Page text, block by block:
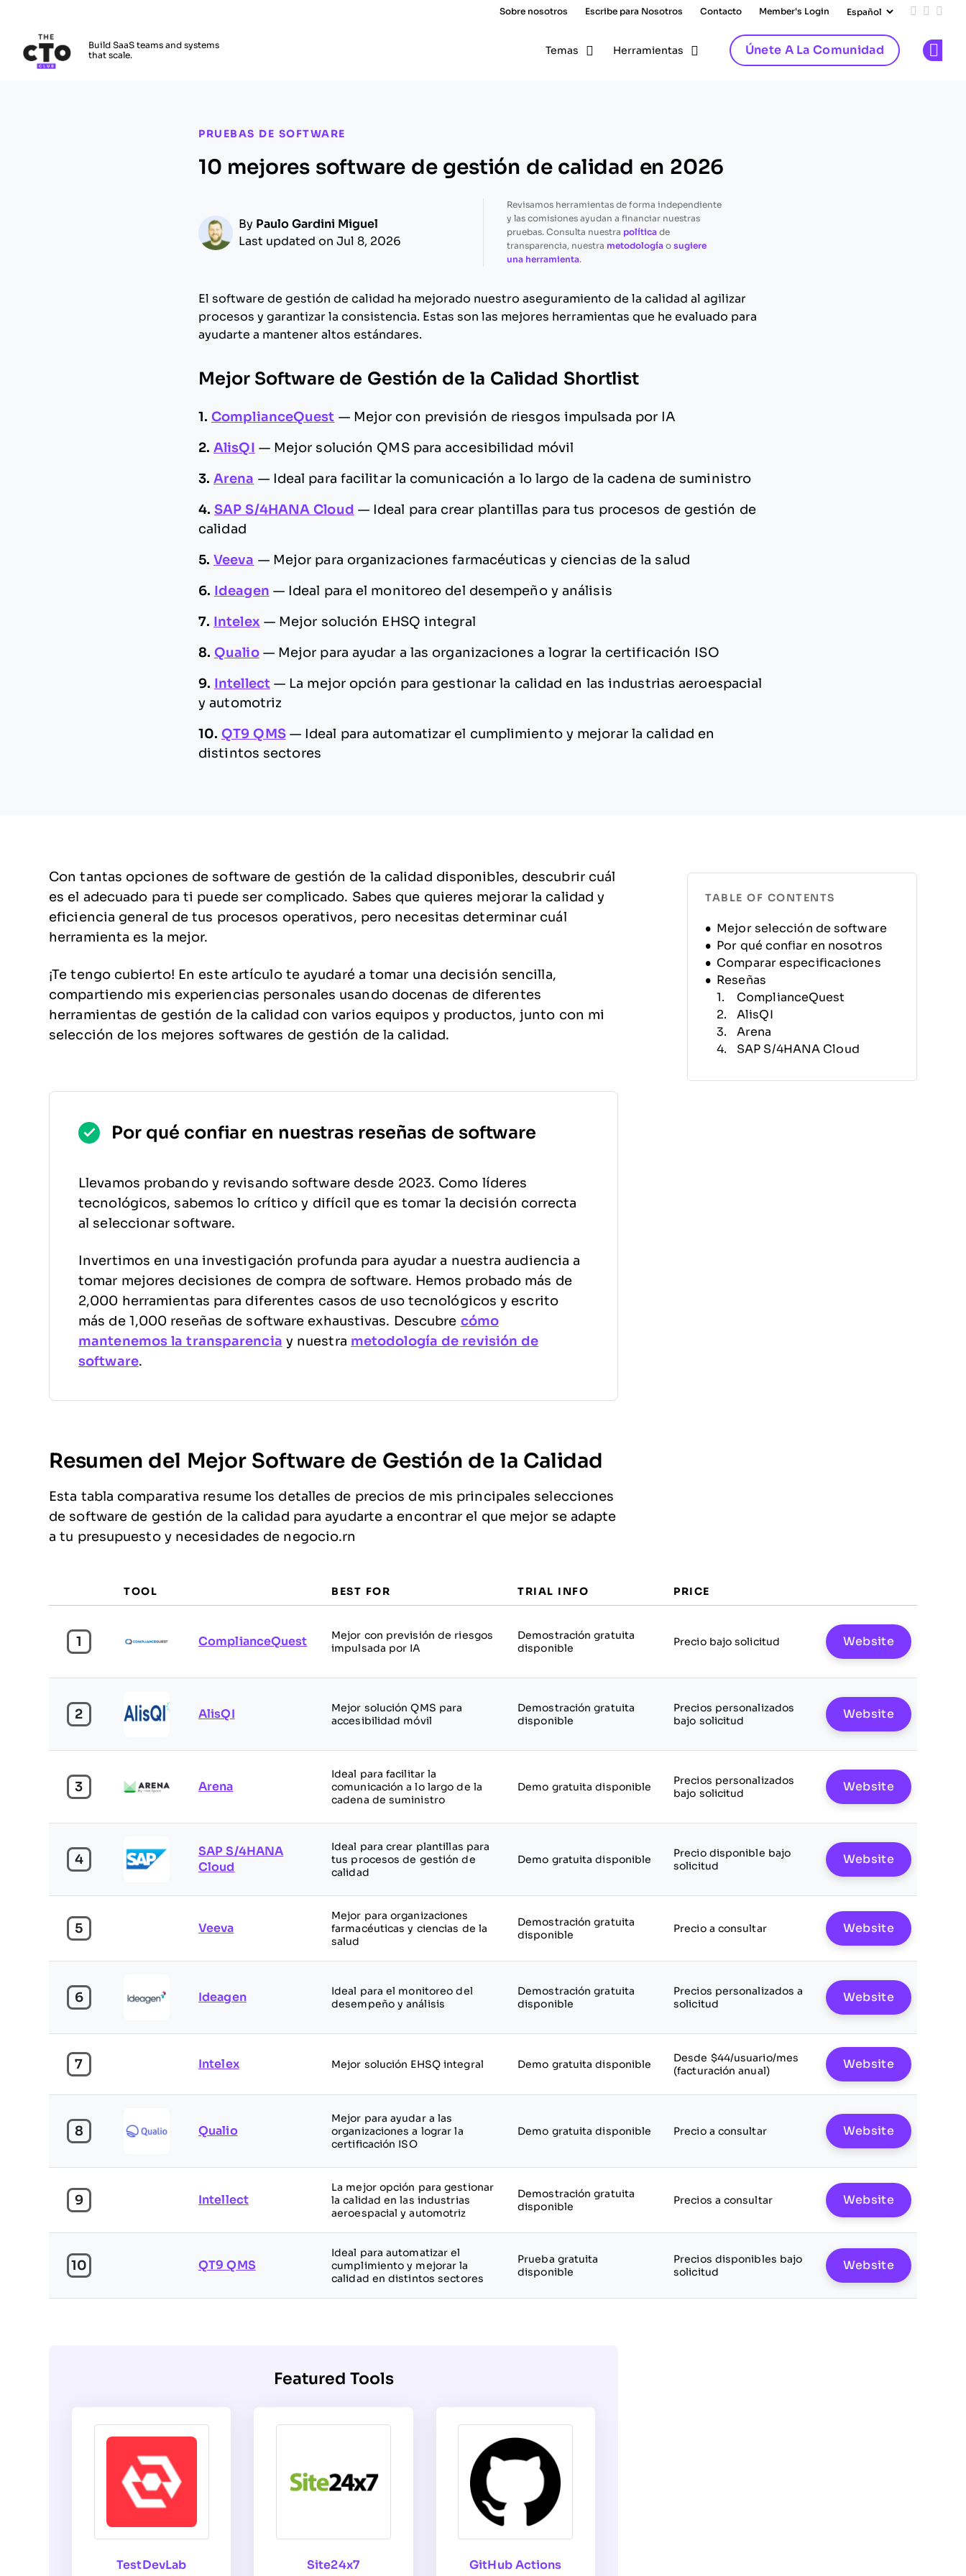
Sobre nosotros Escribe para Nosotros Contacto Member's Login Add us
Follow
Build SaaS teams and systems
that scale.
Temas Herramientas Únete A La Comunidad
PRUEBAS DE SOFTWARE
10 mejores software de gestión de calidad en 2026
By Paulo Gardini Miguel
Last updated on Jul 8, 2026
Revisamos herramientas de forma independiente
y las comisiones ayudan a financiar nuestras
pruebas. Consulta nuestra políticade
transparencia, nuestra metodologíao sugiere
una herramienta.
El software de gestión de calidad ha mejorado nuestro aseguramiento de la calidad al agilizar
procesos y garantizar la consistencia. Estas son las mejores herramientas que he evaluado para
ayudarte a mantener altos estándares.
Mejor Software de Gestión de la Calidad Shortlist
1. ComplianceQuest — Mejor con previsión de riesgos impulsada por IA
2. AlisQI — Mejor solución QMS para accesibilidad móvil
3. Arena — Ideal para facilitar la comunicación a lo largo de la cadena de suministro
4. SAP S/4HANA Cloud — Ideal para crear plantillas para tus procesos de gestión de
calidad
5. Veeva — Mejor para organizaciones farmacéuticas y ciencias de la salud
6. Ideagen — Ideal para el monitoreo del desempeño y análisis
7. Intelex — Mejor solución EHSQ integral
8. Qualio — Mejor para ayudar a las organizaciones a lograr la certificación ISO
9. Intellect — La mejor opción para gestionar la calidad en las industrias aeroespacial
y automotriz
10. QT9 QMS — Ideal para automatizar el cumplimiento y mejorar la calidad en
distintos sectores
Con tantas opciones de software de gestión de la calidad disponibles, descubrir cuál
es el adecuado para ti puede ser complicado. Sabes que quieres mejorar la calidad y
eficiencia general de tus procesos operativos, pero necesitas determinar cuál
herramienta es la mejor.
¡Te tengo cubierto! En este artículo te ayudaré a tomar una decisión sencilla,
compartiendo mis experiencias personales usando docenas de diferentes
herramientas de gestión de la calidad con varios equipos y productos, junto con mi
selección de los mejores softwares de gestión de la calidad.
Por qué confiar en nuestras reseñas de software
Llevamos probando y revisando software desde 2023. Como líderes
tecnológicos, sabemos lo crítico y difícil que es tomar la decisión correcta
al seleccionar software.
Invertimos en una investigación profunda para ayudar a nuestra audiencia a
tomar mejores decisiones de compra de software. Hemos probado más de
2,000 herramientas para diferentes casos de uso tecnológicos y escrito
más de 1,000 reseñas de software exhaustivas. Descubre cómo
mantenemos la transparencia y nuestra metodología de revisión de
software.
Resumen del Mejor Software de Gestión de la Calidad
Esta tabla comparativa resume los detalles de precios de mis principales selecciones
de software de gestión de la calidad para ayudarte a encontrar el que mejor se adapte
a tu presupuesto y necesidades de negocio.rn
TOOL BEST FOR TRIAL INFO PRICE
1 ComplianceQuest
Mejor con previsión de riesgos
impulsada por IA
Demostración gratuita
disponible
Precio bajo solicitud Website
2 AlisQI
Mejor solución QMS para
accesibilidad móvil
Demostración gratuita
disponible
Precios personalizados
bajo solicitud
Website
3 Arena
Ideal para facilitar la
comunicación a lo largo de la
cadena de suministro
Demo gratuita disponible
Precios personalizados
bajo solicitud
Website
4
SAP S/4HANA
Cloud
Ideal para crear plantillas para
tus procesos de gestión de
calidad
Demo gratuita disponible
Precio disponible bajo
solicitud
Website
5 Veeva
Mejor para organizaciones
farmacéuticas y ciencias de la
salud
Demostración gratuita
disponible
Precio a consultar Website
6 Ideagen
Ideal para el monitoreo del
desempeño y análisis
Demostración gratuita
disponible
Precios personalizados a
solicitud
Website
7 Intelex Mejor solución EHSQ integral Demo gratuita disponible
Desde $44/usuario/mes
(facturación anual)
Website
8 Qualio
Mejor para ayudar a las
organizaciones a lograr la
certificación ISO
Demo gratuita disponible Precio a consultar Website
9 Intellect
La mejor opción para gestionar
la calidad en las industrias
aeroespacial y automotriz
Demostración gratuita
disponible
Precios a consultar Website
10 QT9 QMS
Ideal para automatizar el
cumplimiento y mejorar la
calidad en distintos sectores
Prueba gratuita
disponible
Precios disponibles bajo
solicitud
Website
Featured Tools
TestDevLab Site24x7 GitHub Actions
TABLE OF CONTENTS
Mejor selección de software
Por qué confiar en nosotros
Comparar especificaciones
Reseñas
ComplianceQuest
AlisQI
Arena
SAP S/4HANA Cloud
Ideagen